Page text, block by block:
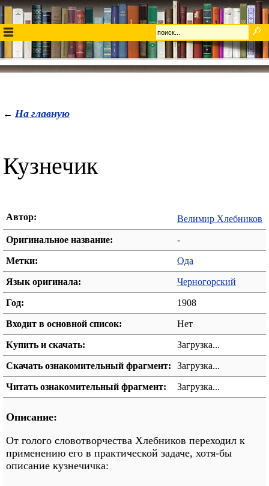
← На главную
Кузнечик
Автор: Велимир Хлебников
Оригинальное название: -
Метки: Ода
Язык оригинала: Черногорский
Год: 1908
Входит в основной список: Нет
Купить и скачать: Загрузка...
Скачать ознакомительный фрагмент: Загрузка...
Читать ознакомительный фрагмент: Загрузка...
Описание:
От голого словотворчества Хлебников переходил к
применению его в практической задаче, хотя-бы
описание кузнечичка: